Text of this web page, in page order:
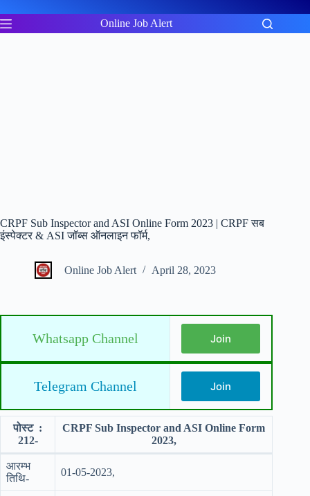
to
content
Online Job Alert
CRPF Sub Inspector and ASI Online Form 2023 | CRPF सब
इंस्पेक्टर & ASI जॉब्स ऑनलाइन फॉर्म,
Online Job Alert April 28, 2023
Whatsapp Channel Join
Telegram Channel Join
पोस्ट :
212-
CRPF Sub Inspector and ASI Online Form
2023,
आरम्भ
तिथि-
01-05-2023,